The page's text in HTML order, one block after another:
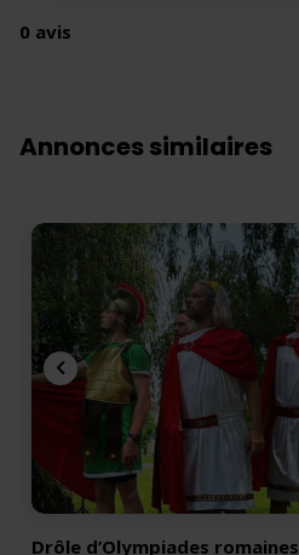
0 avis
Annonces similaires
Drôle d’Olympiades romaines